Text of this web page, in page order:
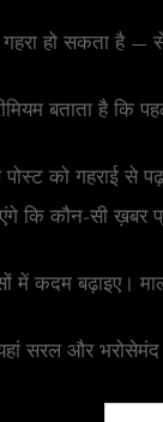
हो सकता है —
बताता है कि
को गहराई से
कि कौन‑सी
में कदम बढ़ाइए।
सरल और